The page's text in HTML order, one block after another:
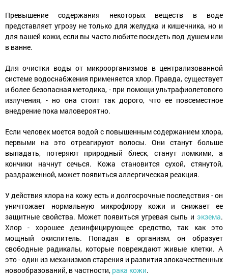
Превышение содержания некоторых веществ в воде
представляет угрозу не только для желудка и кишечника, но и
для вашей кожи, если вы часто любите посидеть под душем или
в ванне.
Для очистки воды от микроорганизмов в централизованной
системе водоснабжения применяется хлор. Правда, существует
и более безопасная методика, - при помощи ультрафиолетового
излучения, - но она стоит так дорого, что ее повсеместное
внедрение пока маловероятно.
Если человек моется водой с повышенным содержанием хлора,
первыми на это отреагируют волосы. Они станут больше
выпадать, потеряют природный блеск, станут ломкими, а
кончики начнут сечься. Кожа становится сухой, стянутой,
раздраженной, может появиться аллергическая реакция.
У действия хлора на кожу есть и долгосрочные последствия - он
уничтожает нормальную микрофлору кожи и снижает ее
защитные свойства. Может появиться угревая сыпь и экзема.
Хлор - хорошее дезинфицирующее средство, так как это
мощный окислитель. Попадая в организм, он образует
свободные радикалы, которые повреждают живые клетки. А
это - один из механизмов старения и развития злокачественных
новообразований, в частности, рака кожи.